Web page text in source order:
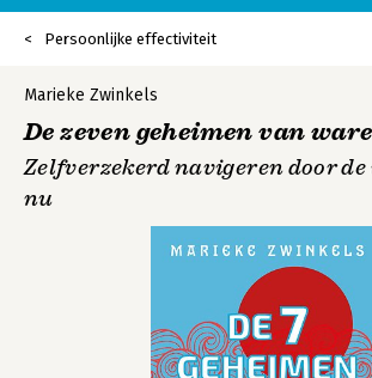
Persoonlijke effectiviteit
Marieke Zwinkels
De zeven geheimen van
Zelfverzekerd navigeren door
nu